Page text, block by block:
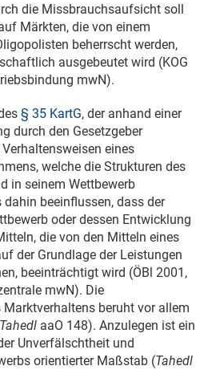
die Missbrauchsaufsicht soll
Märkten, die von einem
beherrscht werden,
ausgebeutet wird (KOG
mwN).
§ 35 KartG, der anhand einer
durch den Gesetzgeber
eines
welche die Strukturen des
in seinem Wettbewerb
beeinflussen, dass der
oder dessen Entwicklung
die von den Mitteln eines
der Grundlage der Leistungen
beeinträchtigt wird (ÖBl 2001,
mwN). Die
beruht vor allem
Tahedl aaO 148). Anzulegen ist ein
Unverfälschtheit und
orientierter Maßstab (Tahedl